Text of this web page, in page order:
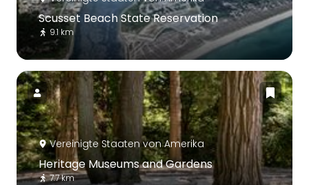
Scusset Beach State Reservation
9.1 km
Vereinigte Staaten von Amerika
Heritage Museums and Gardens
7.7 km